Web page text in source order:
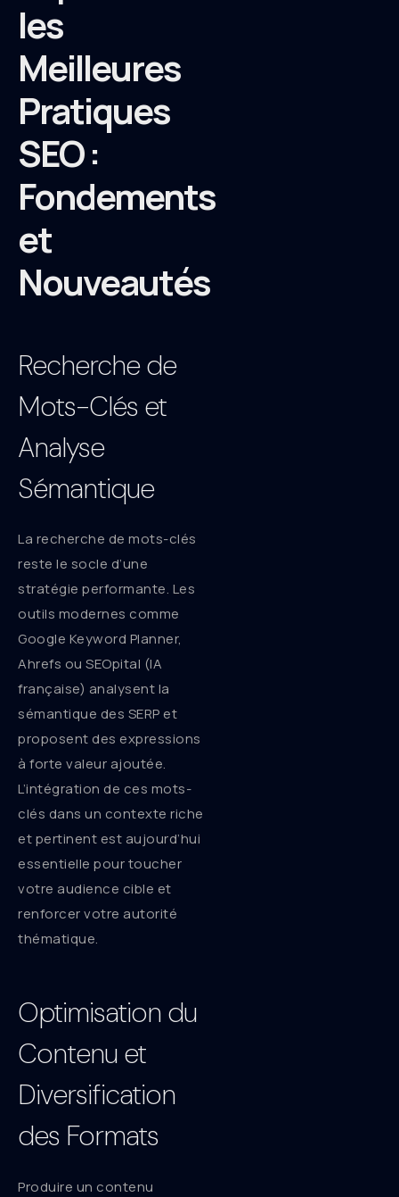
les
Meilleures
Pratiques
SEO :
Fondements
et
Nouveautés
Recherche de
Mots-Clés et
Analyse
Sémantique
La recherche de mots-clés
reste le socle d’une
stratégie performante. Les
outils modernes comme
Google Keyword Planner,
Ahrefs ou SEOpital (IA
française) analysent la
sémantique des SERP et
proposent des expressions
à forte valeur ajoutée.
L’intégration de ces mots-
clés dans un contexte riche
et pertinent est aujourd’hui
essentielle pour toucher
votre audience cible et
renforcer votre autorité
thématique.
Optimisation du
Contenu et
Diversification
des Formats
Produire un contenu